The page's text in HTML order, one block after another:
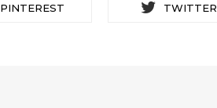
PINTEREST TWITTER